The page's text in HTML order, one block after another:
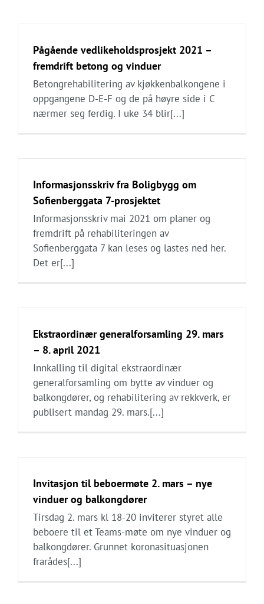
Pågående vedlikeholdsprosjekt 2021 –
fremdrift betong og vinduer
Betongrehabilitering av kjøkkenbalkongene i
oppgangene D-E-F og de på høyre side i C
nærmer seg ferdig. I uke 34 blir[...]
Informasjonsskriv fra Boligbygg om
Sofienberggata 7-prosjektet
Informasjonsskriv mai 2021 om planer og
fremdrift på rehabiliteringen av
Sofienberggata 7 kan leses og lastes ned her.
Det er[...]
Ekstraordinær generalforsamling 29. mars
– 8. april 2021
Innkalling til digital ekstraordinær
generalforsamling om bytte av vinduer og
balkongdører, og rehabilitering av rekkverk, er
publisert mandag 29. mars.[...]
Invitasjon til beboermøte 2. mars – nye
vinduer og balkongdører
Tirsdag 2. mars kl 18-20 inviterer styret alle
beboere til et Teams-møte om nye vinduer og
balkongdører. Grunnet koronasituasjonen
frarådes[...]